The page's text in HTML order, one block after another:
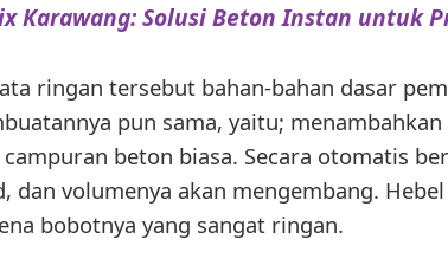
Karawang: Solusi Beton Instan untuk
ringan tersebut bahan-bahan dasar
pun sama, yaitu;
beton biasa. Secara otomatis
dan volumenya akan mengembang.
bobotnya yang sangat ringan.